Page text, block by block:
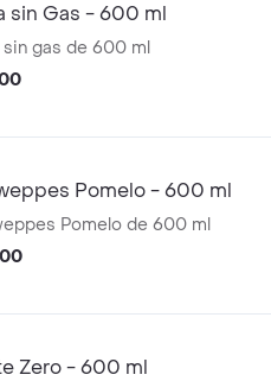
sin Gas - 600 ml
sin gas de 600 ml
Pomelo - 600 ml
Pomelo de 600 ml
Zero - 600 ml